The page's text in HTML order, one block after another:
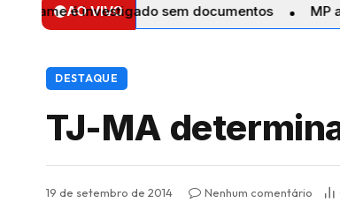
AO VIVO
é investigado sem documentos MP arquiva
DESTAQUE
TJ-MA
19 de setembro de 2014 Nenhum comentário